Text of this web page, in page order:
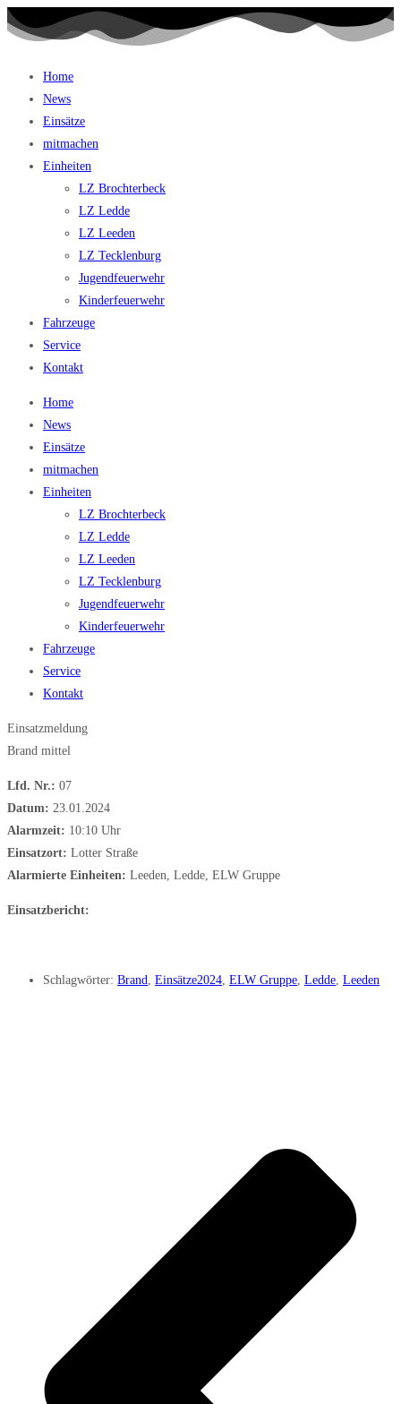
Home
News
Einsätze
mitmachen
Einheiten
LZ Brochterbeck
LZ Ledde
LZ Leeden
LZ Tecklenburg
Jugendfeuerwehr
Kinderfeuerwehr
Fahrzeuge
Service
Kontakt
Home
News
Einsätze
mitmachen
Einheiten
LZ Brochterbeck
LZ Ledde
LZ Leeden
LZ Tecklenburg
Jugendfeuerwehr
Kinderfeuerwehr
Fahrzeuge
Service
Kontakt
Einsatzmeldung
Brand mittel
Lfd. Nr.: 07
Datum: 23.01.2024
Alarmzeit: 10:10 Uhr
Einsatzort: Lotter Straße
Alarmierte Einheiten: Leeden, Ledde, ELW Gruppe
Einsatzbericht:
Schlagwörter: Brand, Einsätze2024, ELW Gruppe, Ledde, Leeden